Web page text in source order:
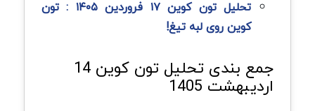
تحلیل تون کوین ۱۷ فروردین ۱۴۰۵ : تون
کوین روی لبه تیغ!
جمع بندی تحلیل تون کوین 14
اردیبهشت 1405